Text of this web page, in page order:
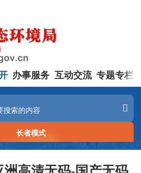
办事服务 互动交流 专题专栏
长者模式